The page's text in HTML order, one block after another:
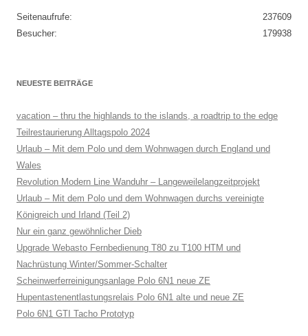
237609
Seitenaufrufe:
179938
Besucher:
NEUESTE BEITRÄGE
vacation – thru the highlands to the islands, a roadtrip to the edge
Teilrestaurierung Alltagspolo 2024
Urlaub – Mit dem Polo und dem Wohnwagen durch England und
Wales
Revolution Modern Line Wanduhr – Langeweilelangzeitprojekt
Urlaub – Mit dem Polo und dem Wohnwagen durchs vereinigte
Königreich und Irland (Teil 2)
Nur ein ganz gewöhnlicher Dieb
Upgrade Webasto Fernbedienung T80 zu T100 HTM und
Nachrüstung Winter/Sommer-Schalter
Scheinwerferreinigungsanlage Polo 6N1 neue ZE
Hupentastenentlastungsrelais Polo 6N1 alte und neue ZE
Polo 6N1 GTI Tacho Prototyp